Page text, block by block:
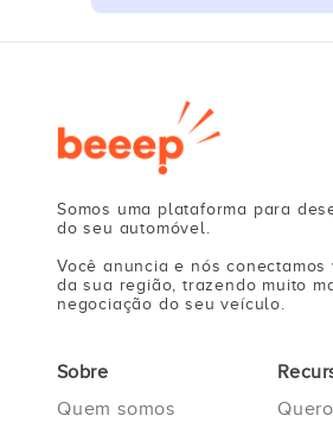
Somos uma plataforma para
do seu automóvel.
Você anuncia e nós
da sua região, trazendo muito
negociação do seu veículo.
Sobre
Quem somos